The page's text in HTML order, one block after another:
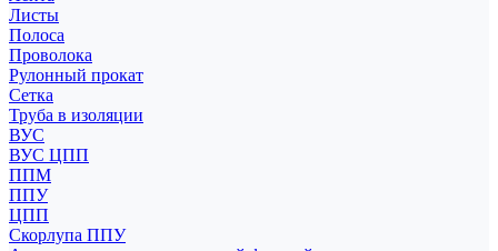
Листы
Полоса
Проволока
Рулонный прокат
Сетка
Труба в изоляции
ВУС
ВУС ЦПП
ППМ
ППУ
ЦПП
Скорлупа ППУ